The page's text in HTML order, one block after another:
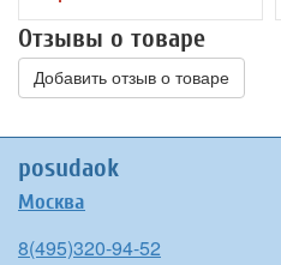
Отзывы о товаре
Добавить отзыв о товаре
posudaok
Москва
8(495)320-94-52